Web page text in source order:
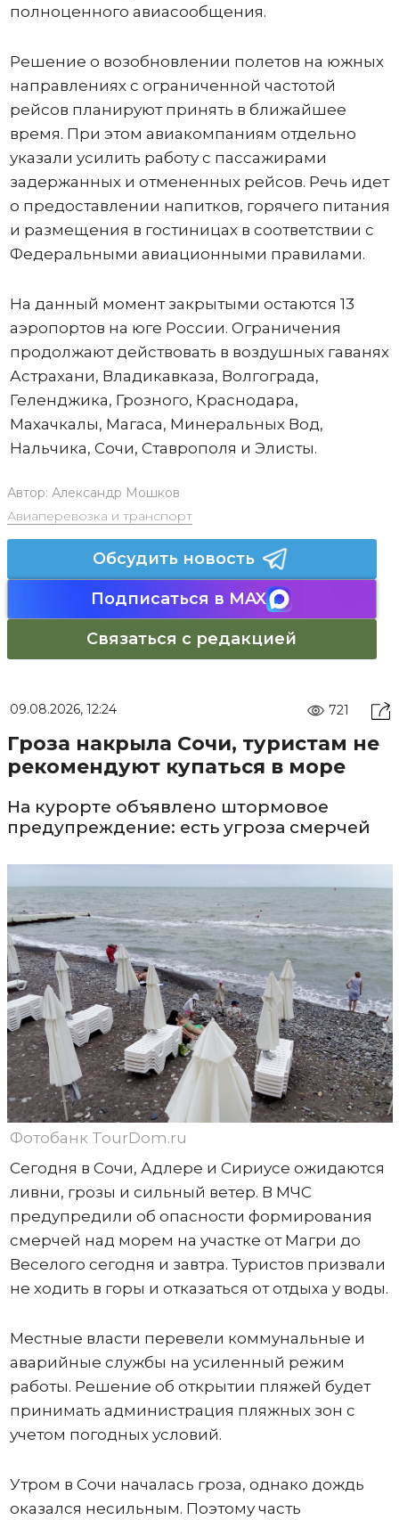
полноценного авиасообщения.
Решение о возобновлении полетов на южных
направлениях с ограниченной частотой
рейсов планируют принять в ближайшее
время. При этом авиакомпаниям отдельно
указали усилить работу с пассажирами
задержанных и отмененных рейсов. Речь идет
о предоставлении напитков, горячего питания
и размещения в гостиницах в соответствии с
Федеральными авиационными правилами.
На данный момент закрытыми остаются 13
аэропортов на юге России. Ограничения
продолжают действовать в воздушных гаванях
Астрахани, Владикавказа, Волгограда,
Геленджика, Грозного, Краснодара,
Махачкалы, Магаса, Минеральных Вод,
Нальчика, Сочи, Ставрополя и Элисты.
Автор: Александр Мошков
Авиаперевозка и транспорт
Обсудить новость
Подписаться в MAX
Связаться с редакцией
09.08.2026, 12:24 721
Гроза накрыла Сочи, туристам не
рекомендуют купаться в море
На курорте объявлено штормовое
предупреждение: есть угроза смерчей
Фотобанк TourDom.ru
Сегодня в Сочи, Адлере и Сириусе ожидаются
ливни, грозы и сильный ветер. В МЧС
предупредили об опасности формирования
смерчей над морем на участке от Магри до
Веселого сегодня и завтра. Туристов призвали
не ходить в горы и отказаться от отдыха у воды.
Местные власти перевели коммунальные и
аварийные службы на усиленный режим
работы. Решение об открытии пляжей будет
принимать администрация пляжных зон с
учетом погодных условий.
Утром в Сочи началась гроза, однако дождь
оказался несильным. Поэтому часть